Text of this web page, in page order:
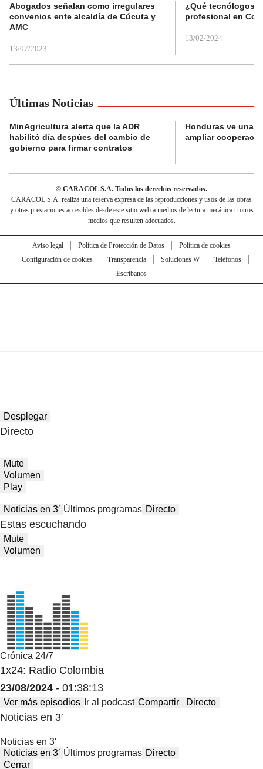
Abogados señalan como irregulares
convenios ente alcaldía de Cúcuta y
AMC
13/07/2023
¿Qué tecnólogos
profesional en
13/02/2024
Últimas Noticias
MinAgricultura alerta que la ADR
habilitó día despúes del cambio de
gobierno para firmar contratos
Honduras ve una
ampliar
© CARACOL S.A. Todos los derechos reservados.
CARACOL S.A. realiza una reserva expresa de las reproducciones y usos de las obras
y otras prestaciones accesibles desde este sitio web a medios de lectura mecánica u otros
medios que resulten adecuados.
Aviso legal Política de Protección de Datos
Política de cookies
Configuración de cookies
Transparencia Soluciones W
Teléfonos
Escríbanos
Desplegar
Directo
Mute
Volumen
Play
Noticias en 3′ Últimos programas Directo
Estas escuchando
Mute
Volumen
Crónica 24/7
1x24: Radio Colombia
23/08/2024 - 01:38:13
Ver más episodios Ir al podcast Compartir Directo
Noticias en 3′
Noticias en 3′
Noticias en 3′ Últimos programas Directo
Cerrar